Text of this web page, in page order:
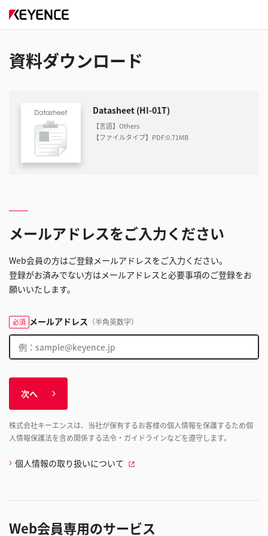
資料ダウンロード
Datasheet (HI-01T)
【言語】Others
【ファイルタイプ】PDF:0.71MB
メールアドレスをご入力ください
Web会員の方はご登録メールアドレスをご入力ください。
登録がお済みでない方はメールアドレスと必要事項のご登録をお
願いいたします。
必須 メールアドレス （半角英数字）
次へ
株式会社キーエンスは、当社が保有するお客様の個人情報を保護するため個
人情報保護法を含め関係する法令・ガイドラインなどを遵守します。
個人情報の取り扱いについて
Web会員専用のサービス